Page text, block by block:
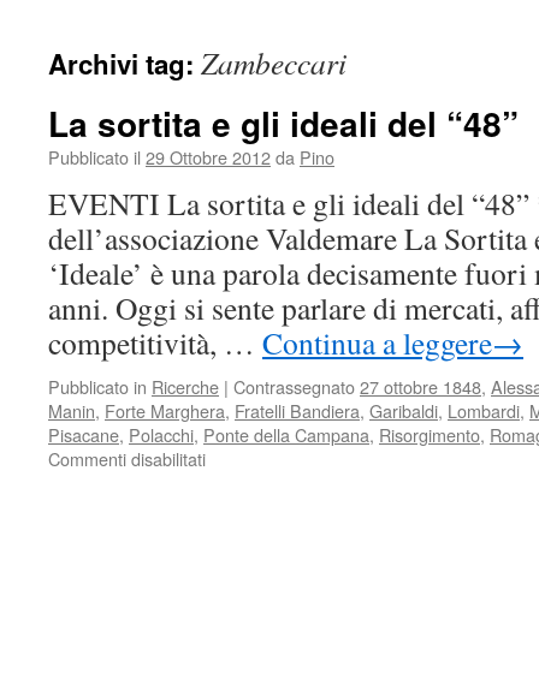
Archivi tag: Zambeccari
La sortita e gli ideali del “48”
Pubblicato il 29 Ottobre 2012da Pino
EVENTI La sortita e gli ideali del
dell’associazione Valdemare La
‘Ideale’ è una parola decisamente
anni. Oggi si sente parlare di mercati,
competitività, … Continua a leggere→
Pubblicato in Ricerche | Contrassegnato27 ottobre 1848,
Manin, Forte Marghera, Fratelli Bandiera, Garibaldi, Lombardi,
Pisacane, Polacchi, Ponte della Campana, Risorgimento,
Commenti disabilitati